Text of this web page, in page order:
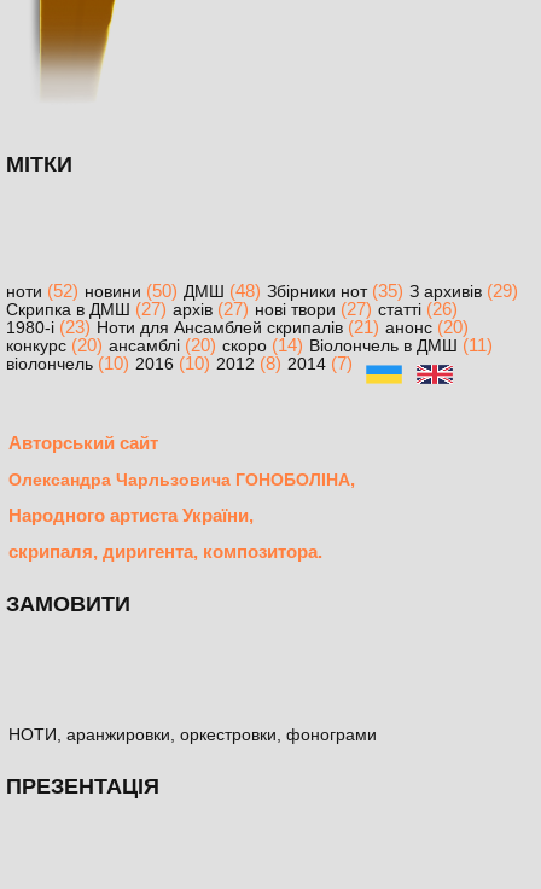
МІТКИ
ноти (52) новини (50) ДМШ (48) Збірники нот(35) З архивів (29)
Скрипка в ДМШ (27) архів (27) нові твори (27) статті (26)
1980-і (23) Ноти для Ансамблей скрипалів (21) анонс (20)
конкурс (20) ансамблі (20) скоро (14) Віолончель в ДМШ (11)
віолончель (10) 2016 (10) 2012 (8) 2014 (7)
Авторський сайт
Олександра Чарльзовича ГОНОБОЛІНА,
Народного артиста України,
скрипаля, диригента, композитора.
ЗАМОВИТИ
НОТИ, аранжировки, оркестровки, фонограми
ПРЕЗЕНТАЦІЯ